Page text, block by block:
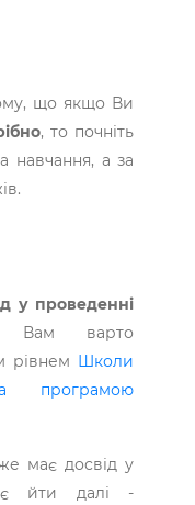
що якщо Ви
, то почніть
навчання, а за
у проведенні
Вам варто
рівнем Школи
програмою
має досвід у
йти далі -